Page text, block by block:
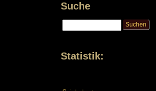
Suche
Statistik: